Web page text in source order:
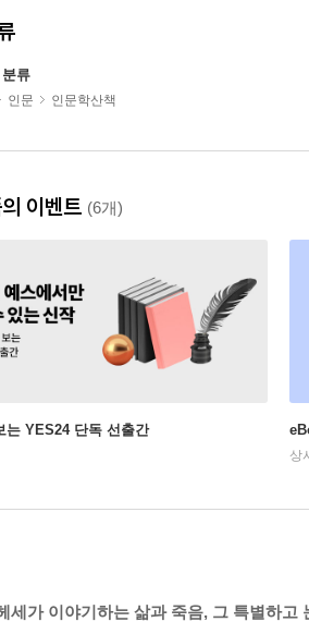
류
인문 인문학산책
이벤트 (6개)
는 YES24 단독 선출간
상
세가 이야기하는 삶과 죽음, 그 특별하고